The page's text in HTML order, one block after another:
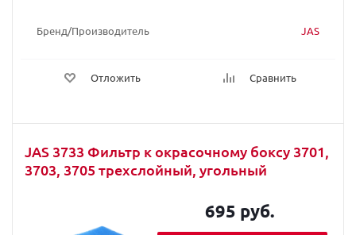
Бренд/Производитель JAS
Отложить Сравнить
JAS 3733 Фильтр к окрасочному боксу 3701,
3703, 3705 трехслойный, угольный
695 руб.